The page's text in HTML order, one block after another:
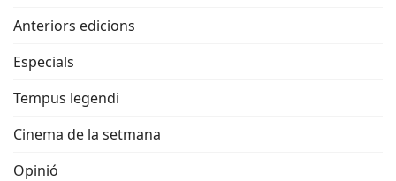
Anteriors edicions
Especials
Tempus legendi
Cinema de la setmana
Opinió